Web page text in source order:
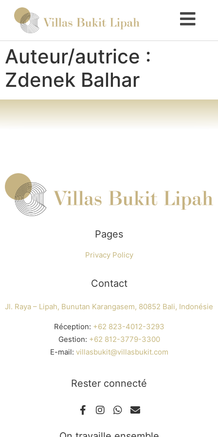
Auteur/autrice :
Zdenek Balhar
Pages
Privacy Policy
Contact
Jl. Raya – Lipah, Bunutan Karangasem, 80852 Bali, Indonésie
Réception: +62 823-4012-3293
Gestion: +62 812-3779-3300
E-mail: villasbukit@villasbukit.com
Rester connecté